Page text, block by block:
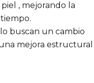
, mejorando la
buscan un cambio
mejora estructural